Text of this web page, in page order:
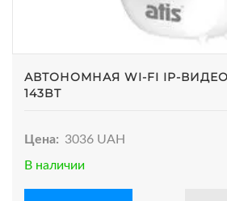
АВТОНОМНАЯ WI-FI IP-
143BT
Цена: 3036 UAH
В наличии